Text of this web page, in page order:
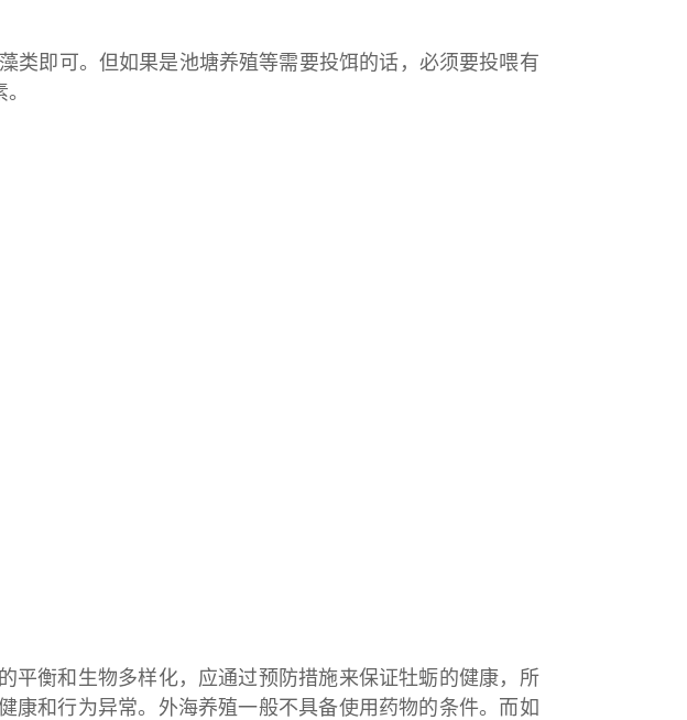
类即可。但如果是池塘养殖等需要投饵的话，必须要投喂有
平衡和生物多样化，应通过预防措施来保证牡蛎的健康，所
康和行为异常。外海养殖一般不具备使用药物的条件。而如